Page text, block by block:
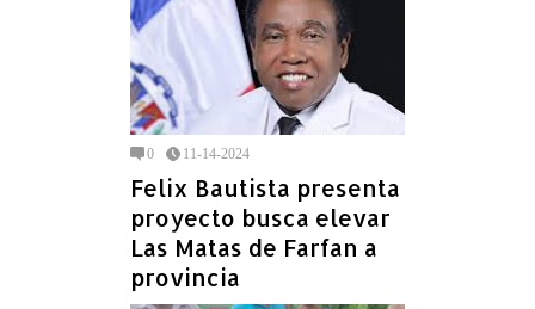
0 11-14-2024
Felix Bautista presenta
proyecto busca elevar
Las Matas de Farfan a
provincia